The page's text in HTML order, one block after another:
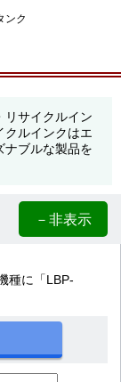
ンク
リサイクルイン
クルインクはエ
ナブルな製品を
－非表示
種に「LBP-